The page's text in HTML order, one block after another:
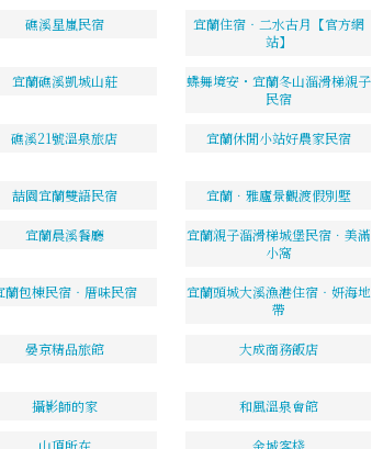
礁溪星嵐民宿
宜蘭住宿‧二水古月【官方網
站】
宜蘭礁溪凱城山莊
蝶舞境安・宜蘭冬山溜滑梯親子
民宿
礁溪21號溫泉旅店 宜蘭休閒小站好農家民宿
喆園宜蘭雙語民宿 宜蘭．雅廬景觀渡假別墅
宜蘭晨溪餐廳
宜蘭親子溜滑梯城堡民宿．美滿
小窩
蘭包棟民宿‧厝味民宿
宜蘭頭城大溪漁港住宿‧妍海地
帶
晏京精品旅館 大成商務飯店
攝影師的家 和風溫泉會館